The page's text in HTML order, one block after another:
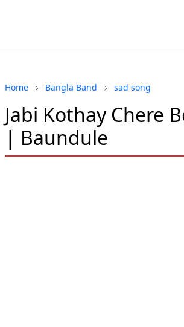
Home Bangla Band sad song
Jabi Kothay Chere
| Baundule